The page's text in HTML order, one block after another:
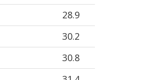
28.9
30.2
30.8